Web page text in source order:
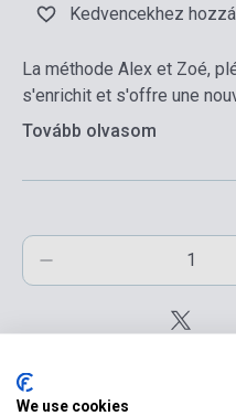
Kedvencekhez
La méthode Alex et Zoé,
s'enrichit et s'offre une
Tovább olvasom
We use cookies